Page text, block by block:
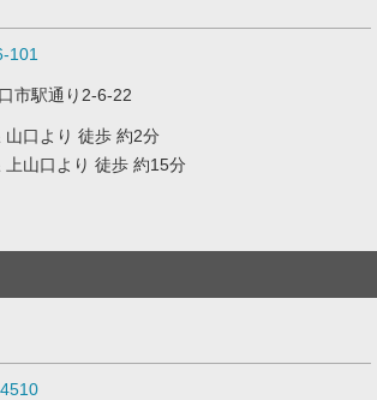
101
市駅通り2-6-22
山口より 徒歩 約2分
上山口より 徒歩 約15分